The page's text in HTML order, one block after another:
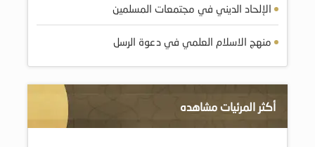
الإلحاد الديني في مجتمعات المسلمين
منهج الاسلام العلمي في دعوة الرسل
أكثر المرئيات مشاهده